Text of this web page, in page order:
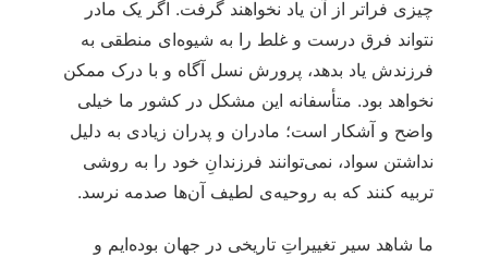
چیزی فراتر از آن یاد نخواهند گرفت. اگر یک مادر
نتواند فرق درست و غلط را به شیوه‌ای منطقی به
فرزندش یاد بدهد، پرورش نسل آگاه و با درک ممکن
نخواهد بود. متأسفانه این مشکل در کشور ما خیلی
واضح و آشکار است؛ مادران و پدران زیادی به دلیل
نداشتن سواد، نمی‌توانند فرزندانِ خود را به روشی
تربیه کنند که به روحیه‌ی لطیف آن‌ها صدمه نرسد.
ما شاهد سیر تغییراتِ تاریخی در جهان بوده‌ایم و